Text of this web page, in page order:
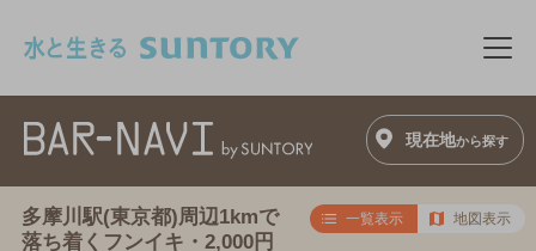
メ
現在地から探す
多摩川駅(東京都)周辺1kmで
落ち着くフンイキ・2,000円
一覧表示 地図表示